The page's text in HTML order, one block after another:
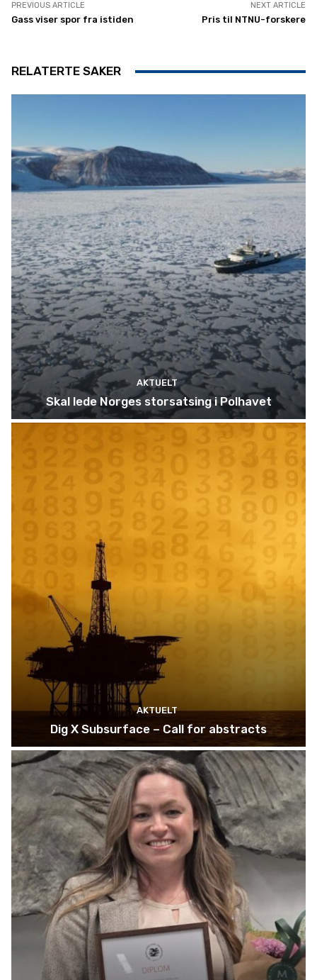
PREVIOUS ARTICLE
Gass viser spor fra istiden
NEXT ARTICLE
Pris til NTNU-forskere
RELATERTE SAKER
AKTUELT
Skal lede Norges storsatsing i Polhavet
AKTUELT
Dig X Subsurface – Call for abstracts